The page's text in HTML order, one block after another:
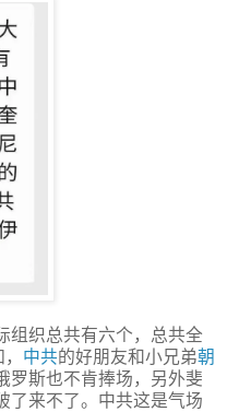
组织总共有六个，总共全
中共的好朋友和小兄弟朝
罗斯也不肯捧场，另外斐
了来不了。中共这是气场